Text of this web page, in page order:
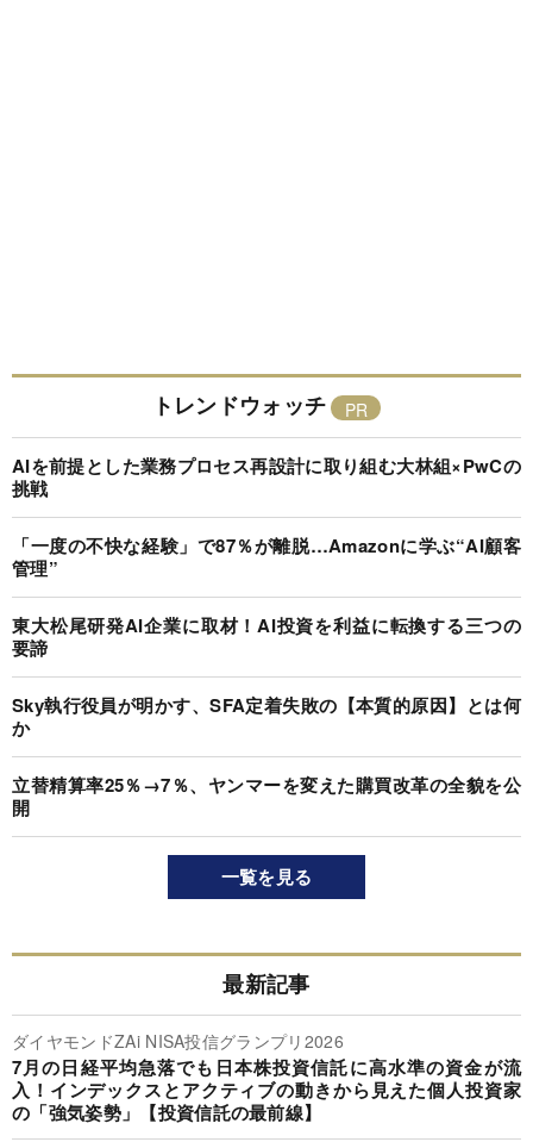
トレンドウォッチ
AIを前提とした業務プロセス再設計に取り組む大林組×PwCの
挑戦
「一度の不快な経験」で87％が離脱…Amazonに学ぶ“AI顧客
管理”
東大松尾研発AI企業に取材！AI投資を利益に転換する三つの
要諦
Sky執行役員が明かす、SFA定着失敗の【本質的原因】とは何
か
立替精算率25％→7％、ヤンマーを変えた購買改革の全貌を公
開
一覧を見る
最新記事
ダイヤモンドZAi NISA投信グランプリ2026
7月の日経平均急落でも日本株投資信託に高水準の資金が流
入！インデックスとアクティブの動きから見えた個人投資家
の「強気姿勢」【投資信託の最前線】